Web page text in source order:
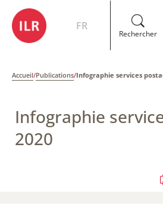
FR
Rechercher
Accueil/Publications/Infographie services
Infographie
2020